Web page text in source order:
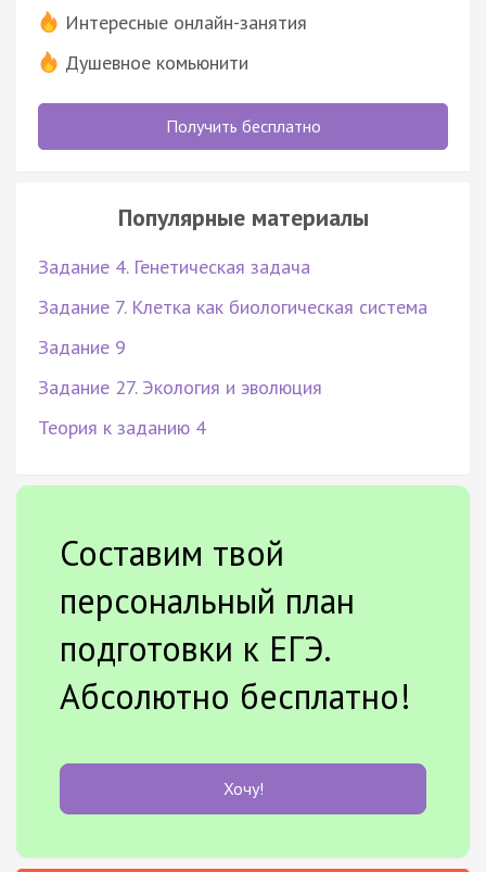
Интересные онлайн-занятия
Душевное комьюнити
Получить бесплатно
Популярные материалы
Задание 4. Генетическая задача
Задание 7. Клетка как биологическая система
Задание 9
Задание 27. Экология и эволюция
Теория к заданию 4
Составим твой
персональный план
подготовки к ЕГЭ.
Абсолютно бесплатно!
Хочу!